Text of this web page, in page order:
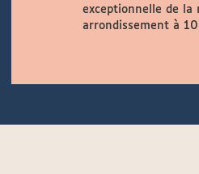
exceptionnelle de la
arrondissement à